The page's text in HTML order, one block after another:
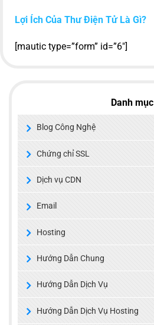
Lợi Ích Của Thư Điện Tử Là Gì?
[mautic type=”form” id=”6″]
Danh mục
Blog Công Nghệ
Chứng chỉ SSL
Dịch vụ CDN
Email
Hosting
Hướng Dẫn Chung
Hướng Dẫn Dịch Vụ
Hướng Dẫn Dịch Vụ Hosting